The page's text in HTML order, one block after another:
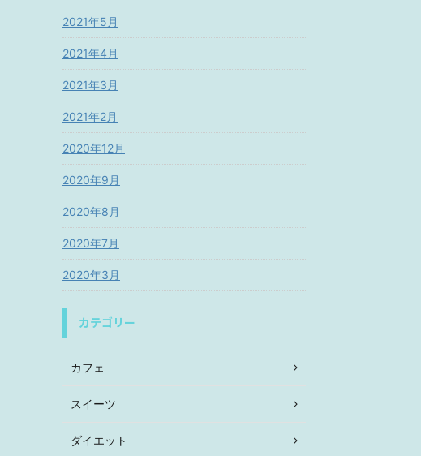
2021年5月
2021年4月
2021年3月
2021年2月
2020年12月
2020年9月
2020年8月
2020年7月
2020年3月
カテゴリー
カフェ
スイーツ
ダイエット